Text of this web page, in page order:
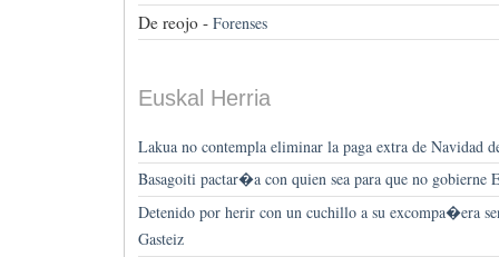
De reojo - Forenses
Euskal Herria
Lakua no contempla eliminar la paga extra de Navidad
Basagoiti pactar�a con quien sea para que no gobierne
Detenido por herir con un cuchillo a su excompa�era
Gasteiz